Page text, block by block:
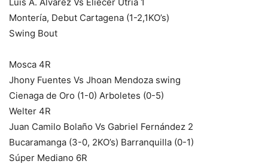
Montería, Debut Cartagena (1-2,1KO’s)
Swing Bout
Mosca 4R
Jhony Fuentes Vs Jhoan Mendoza swing
Cienaga de Oro (1-0) Arboletes (0-5)
Welter 4R
Juan Camilo Bolaño Vs Gabriel Fernández 2
Bucaramanga (3-0, 2KO’s) Barranquilla (0-1)
Súper Mediano 6R